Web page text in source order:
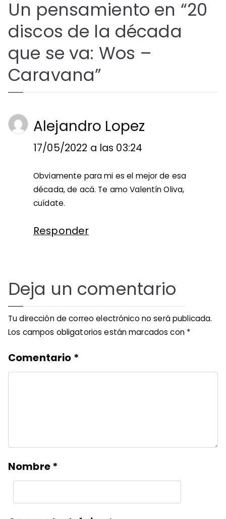
Un pensamiento en “20
discos de la década
que se va: Wos –
Caravana”
Alejandro Lopez
17/05/2022 a las 03:24
Obviamente para mi es el mejor de esa
década, de acá. Te amo Valentín Oliva,
cuídate.
Responder
Deja un comentario
Tu dirección de correo electrónico no será publicada.
Los campos obligatorios están marcados con *
Comentario *
Nombre*